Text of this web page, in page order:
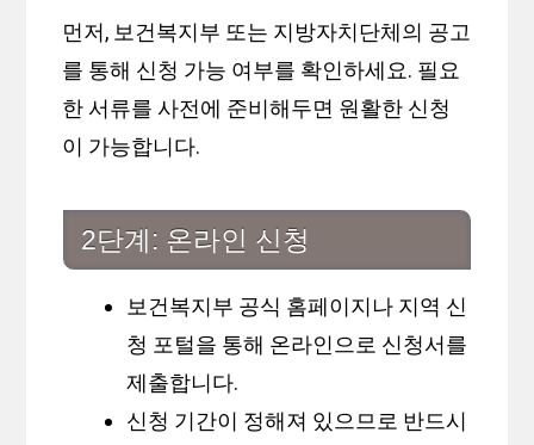
먼저, 보건복지부 또는 지방자치단체의 공고
를 통해 신청 가능 여부를 확인하세요. 필요
한 서류를 사전에 준비해두면 원활한 신청
이 가능합니다.
2단계: 온라인 신청
보건복지부 공식 홈페이지나 지역 신
청 포털을 통해 온라인으로 신청서를
제출합니다.
신청 기간이 정해져 있으므로 반드시